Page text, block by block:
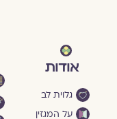
אודות
גלוית לב
על המגזין